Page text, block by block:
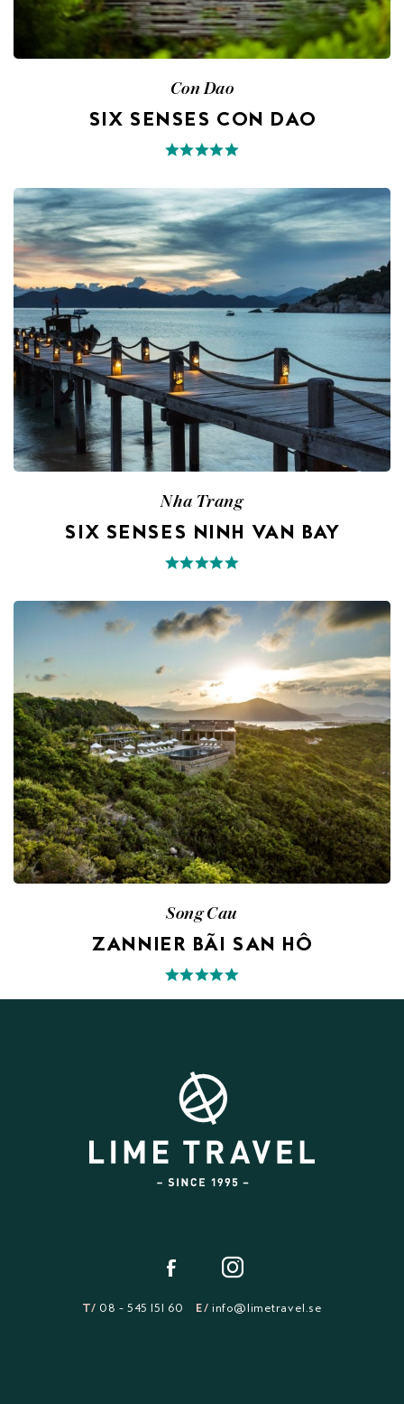
Con Dao
SIX SENSES CON DAO
Nha Trang
SIX SENSES NINH VAN BAY
Song Cau
ZANNIER BÃI SAN HÔ
T/ 08 - 545 151 60 E/ info@limetravel.se